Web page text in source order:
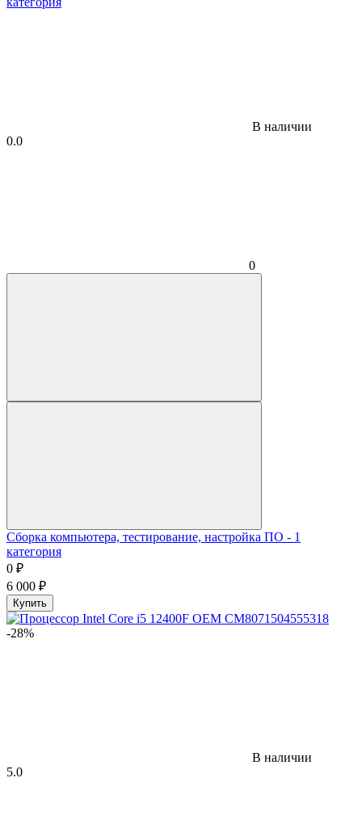
В наличии
0.0
0
Сборка компьютера, тестирование, настройка ПО - 1
категория
0 ₽
6 000 ₽
Купить
-28%
В наличии
5.0